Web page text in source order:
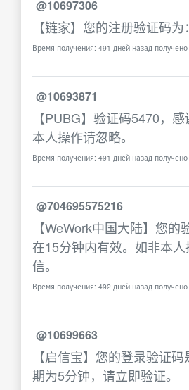
@10697306
【链家】您的注册验证码为
Время получения: 491 дней назад
@10693871
【PUBG】验证码5470，
本人操作请忽略。
Время получения: 491 дней назад
@704695575216
【WeWork中国大陆】您的
在15分钟内有效。如非本
信。
Время получения: 492 дней назад
@10699663
【启信宝】您的登录验证
期为5分钟，请立即验证。